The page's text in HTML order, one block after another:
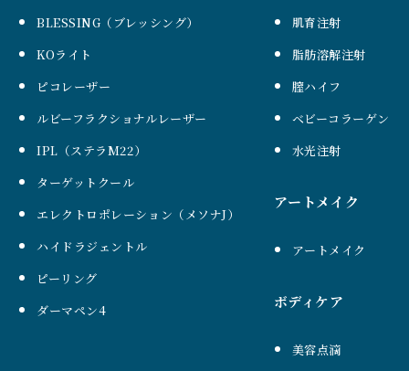
BLESSING（ブレッシング）
KOライト
ピコレーザー
ルビーフラクショナルレーザー
IPL（ステラM22）
ターゲットクール
エレクトロポレーション（メソナJ）
ハイドラジェントル
ピーリング
ダーマペン4
肌育注射
脂肪溶解注射
膣ハイフ
ベビーコラーゲン
水光注射
アートメイク
アートメイク
ボディケア
美容点滴